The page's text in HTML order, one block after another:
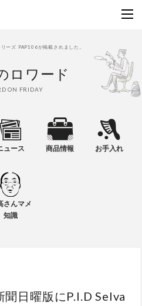
ーズ PAP106が掲載されました。
ロワード
ON FRIDAY
ュース 商品情報 お手入れ
さんマメ
知識
日曜版にP.I.D Selva